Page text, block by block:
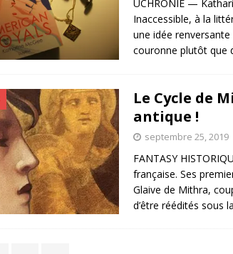
UCHRONIE —
Inaccessible, à la
une idée
couronne plutôt que
Le Cycle de
antique !
septembre 25, 2019
FANTASY
française. Ses
Glaive de Mithra,
d’être réédités sous